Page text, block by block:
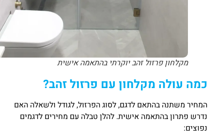
מקלחון פרזול זהב יוקרתי בהתאמה אישית
כמה עולה מקלחון עם פרזול זהב?
המחיר משתנה בהתאם לדגם, לסוג הפרזול, לגודל ולשאלה האם
נדרש פתרון בהתאמה אישית. להלן טבלה עם מחירים לדגמים
נפוצים: